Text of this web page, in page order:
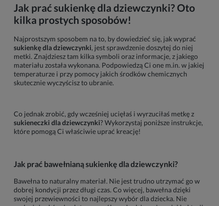
Jak prać sukienkę dla dziewczynki? Oto
kilka prostych sposobów!
Najprostszym sposobem na to, by dowiedzieć się, jak wyprać
sukienkę dla dziewczynki, jest sprawdzenie doszytej do niej
metki. Znajdziesz tam kilka symboli oraz informacje, z jakiego
materiału została wykonana. Podpowiedzą Ci one m.in. w jakiej
temperaturze i przy pomocy jakich środków chemicznych
skutecznie wyczyścisz to ubranie.
Co jednak zrobić, gdy wcześniej ucięłaś i wyrzuciłaś metkę z
sukieneczki dla dziewczynki? Wykorzystaj poniższe instrukcje,
które pomogą Ci właściwie uprać kreację!
Jak prać bawełnianą sukienkę dla dziewczynki?
Bawełna to naturalny materiał. Nie jest trudno utrzymać go w
dobrej kondycji przez długi czas. Co więcej, bawełna dzięki
swojej przewiewności to najlepszy wybór dla dziecka. Nie